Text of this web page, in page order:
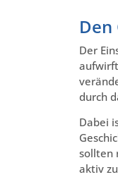
Der
durch
Dabei
sollten
aktiv